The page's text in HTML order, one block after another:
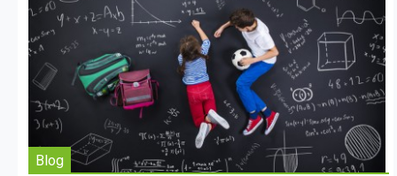
Blog